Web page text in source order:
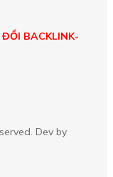
ĐỔI BACKLINK-
Dev by